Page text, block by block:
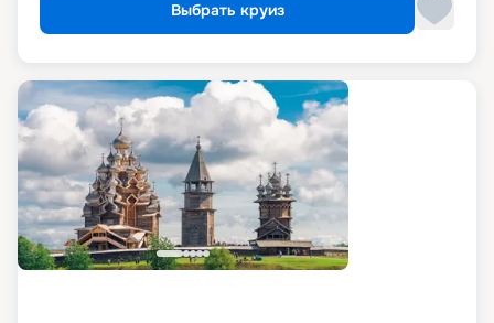
Выбрать круиз